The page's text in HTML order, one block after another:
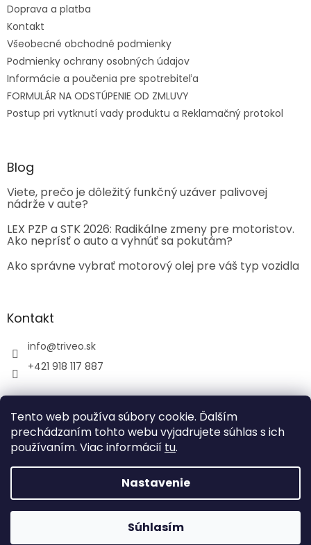
Tento web používa súbory cookie. Ďalším
prechádzaním tohto webu vyjadrujete súhlas s ich
používaním. Viac informácií tu.
Nastavenie
Súhlasím
Doprava a platba
Kontakt
Všeobecné obchodné podmienky
Podmienky ochrany osobných údajov
Informácie a poučenia pre spotrebiteľa
FORMULÁR NA ODSTÚPENIE OD ZMLUVY
Postup pri vytknutí vady produktu a Reklamačný protokol
Blog
Viete, prečo je dôležitý funkčný uzáver palivovej
nádrže v aute?
LEX PZP a STK 2026: Radikálne zmeny pre motoristov.
Ako neprísť o auto a vyhnúť sa pokutám?
Ako správne vybrať motorový olej pre váš typ vozidla
Kontakt
info@triveo.sk
+421 918 117 887
Vytvoril Shoptet
TRIVEO spol. s r.o.
vyhradené.
Tvoríme funkčné e-shopy